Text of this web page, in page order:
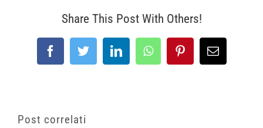
Share This Post With Others!
FacebookTwitterLinkedInWhatsAppPinterestEmail
Post correlati